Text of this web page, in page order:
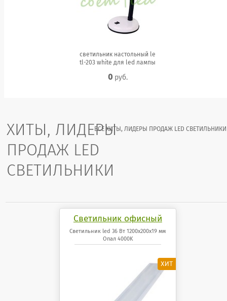
светильник настольный le
tl-203 white для led лампы
0руб.
ХИТЫ, ЛИДЕРЫ
ПРОДАЖ LED
СВЕТИЛЬНИКИ
ВСЕ ХИТЫ, ЛИДЕРЫ ПРОДАЖ LED СВЕТИЛЬНИКИ
Светильник офисный
светодиодный 36 Вт
1200x200x19 мм Опал
Светильник led 36 Вт 1200x200x19 мм
Опал 4000K